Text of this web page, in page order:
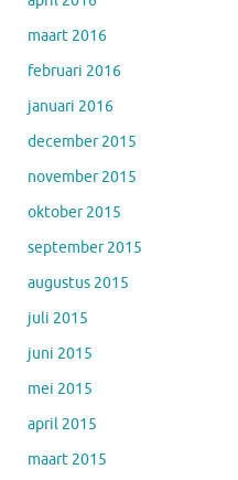
maart 2016
februari 2016
januari 2016
december 2015
november 2015
oktober 2015
september 2015
augustus 2015
juli 2015
juni 2015
mei 2015
april 2015
maart 2015